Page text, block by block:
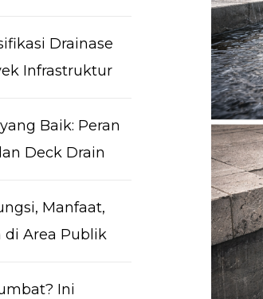
Drainase
Infrastruktur
Baik: Peran
Deck Drain
Manfaat,
di Area Publik
Ini